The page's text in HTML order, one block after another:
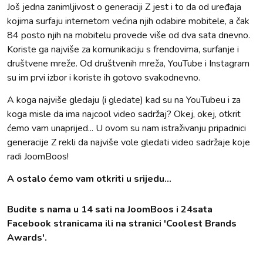
Još jedna zanimljivost o generaciji Z jest i to da od uređaja
kojima surfaju internetom većina njih odabire mobitele, a čak
84 posto njih na mobitelu provede više od dva sata dnevno.
Koriste ga najviše za komunikaciju s frendovima, surfanje i
društvene mreže. Od društvenih mreža, YouTube i Instagram
su im prvi izbor i koriste ih gotovo svakodnevno.
A koga najviše gledaju (i gledate) kad su na YouTubeu i za
koga misle da ima najcool video sadržaj? Okej, okej, otkrit
ćemo vam unaprijed... U ovom su nam istraživanju pripadnici
generacije Z rekli da najviše vole gledati video sadržaje koje
radi JoomBoos!
A ostalo ćemo vam otkriti u srijedu...
Budite s nama u 14 sati na JoomBoos i 24sata
Facebook stranicama ili na stranici 'Coolest Brands
Awards'.